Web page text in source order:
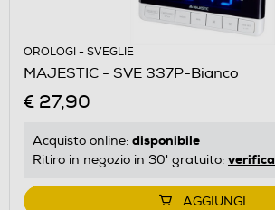
OROLOGI - SVEGLIE
MAJESTIC - SVE 337P-Bianco
€ 27,90
Acquisto online: disponibile
Ritiro in negozio in 30' gratuito: verifica
AGGIUNGI